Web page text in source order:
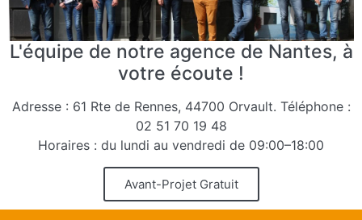
L'équipe de notre agence de Nantes, à
votre écoute !
Adresse : 61 Rte de Rennes, 44700 Orvault. Téléphone :
02 51 70 19 48
Horaires : du lundi au vendredi de 09:00–18:00
Avant-Projet Gratuit